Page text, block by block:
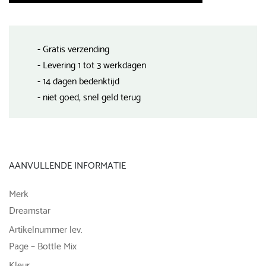
- Gratis verzending
- Levering 1 tot 3 werkdagen
- 14 dagen bedenktijd
- niet goed, snel geld terug
AANVULLENDE INFORMATIE
Merk
Dreamstar
Artikelnummer lev.
Page – Bottle Mix